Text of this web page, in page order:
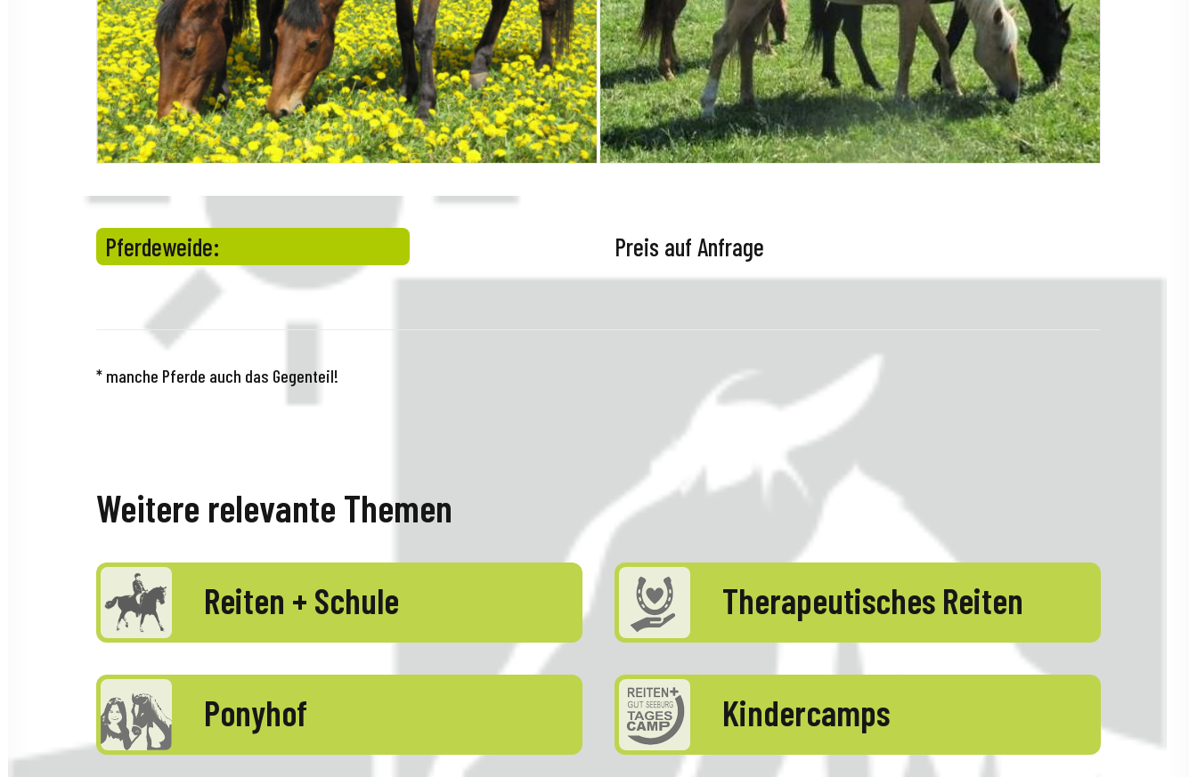
Pferdeweide: Preis auf Anfrage
* manche Pferde auch das Gegenteil!
Weitere relevante Themen
Reiten + Schule Therapeutisches Reiten
Ponyhof Kindercamps